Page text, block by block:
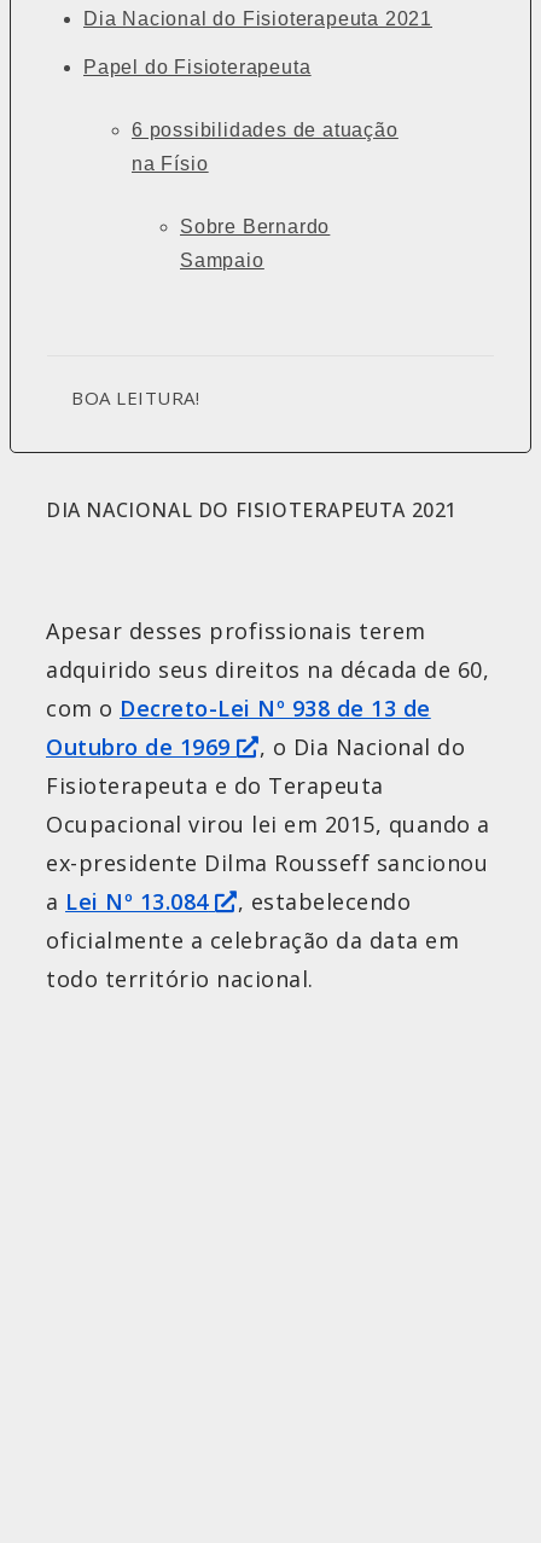
Dia Nacional do Fisioterapeuta 2021
Papel do Fisioterapeuta
6 possibilidades de atuação
na Físio
Sobre Bernardo
Sampaio
BOA LEITURA!
DIA NACIONAL DO FISIOTERAPEUTA 2021
Apesar desses profissionais terem
adquirido seus direitos na década de 60,
com o Decreto-Lei Nº 938 de 13 de
Outubro de 1969
, o Dia Nacional do
Fisioterapeuta e do Terapeuta
Ocupacional virou lei em 2015, quando a
ex-presidente Dilma Rousseff sancionou
a Lei Nº 13.084
, estabelecendo
oficialmente a celebração da data em
todo território nacional.